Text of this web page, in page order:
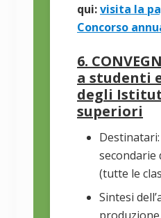
qui:visita la
Concorso
6.
a studenti
degli
superiori
secondarie
(tutte le
Sintesi